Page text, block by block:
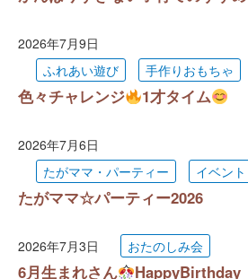
2026年7月9日
ふれあい遊び
手作りおもちゃ
色々チャレンジ 1才タイム
2026年7月6日
たがママ・パーティー
イベント
たがママ☆パーティー2026
2026年7月3日 おたのしみ会
6月生まれさん HappyBirthday